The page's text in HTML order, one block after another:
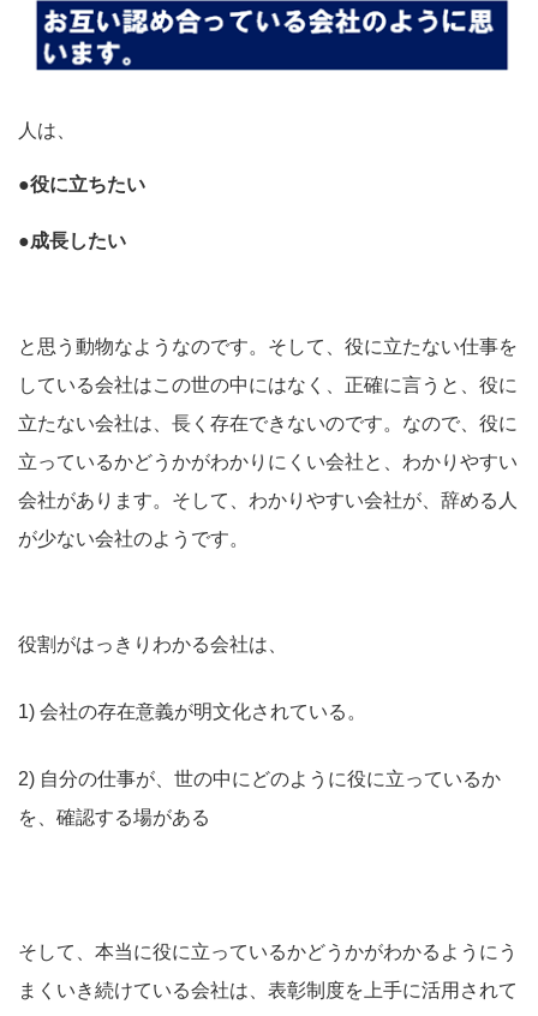
人は、
●役に立ちたい
●成長したい
と思う動物なようなのです。そして、役に立たない仕事を
している会社はこの世の中にはなく、正確に言うと、役に
立たない会社は、長く存在できないのです。なので、役に
立っているかどうかがわかりにくい会社と、わかりやすい
会社があります。そして、わかりやすい会社が、辞める人
が少ない会社のようです。
役割がはっきりわかる会社は、
1) 会社の存在意義が明文化されている。
2) 自分の仕事が、世の中にどのように役に立っているか
を、確認する場がある
そして、本当に役に立っているかどうかがわかるようにう
まくいき続けている会社は、表彰制度を上手に活用されて